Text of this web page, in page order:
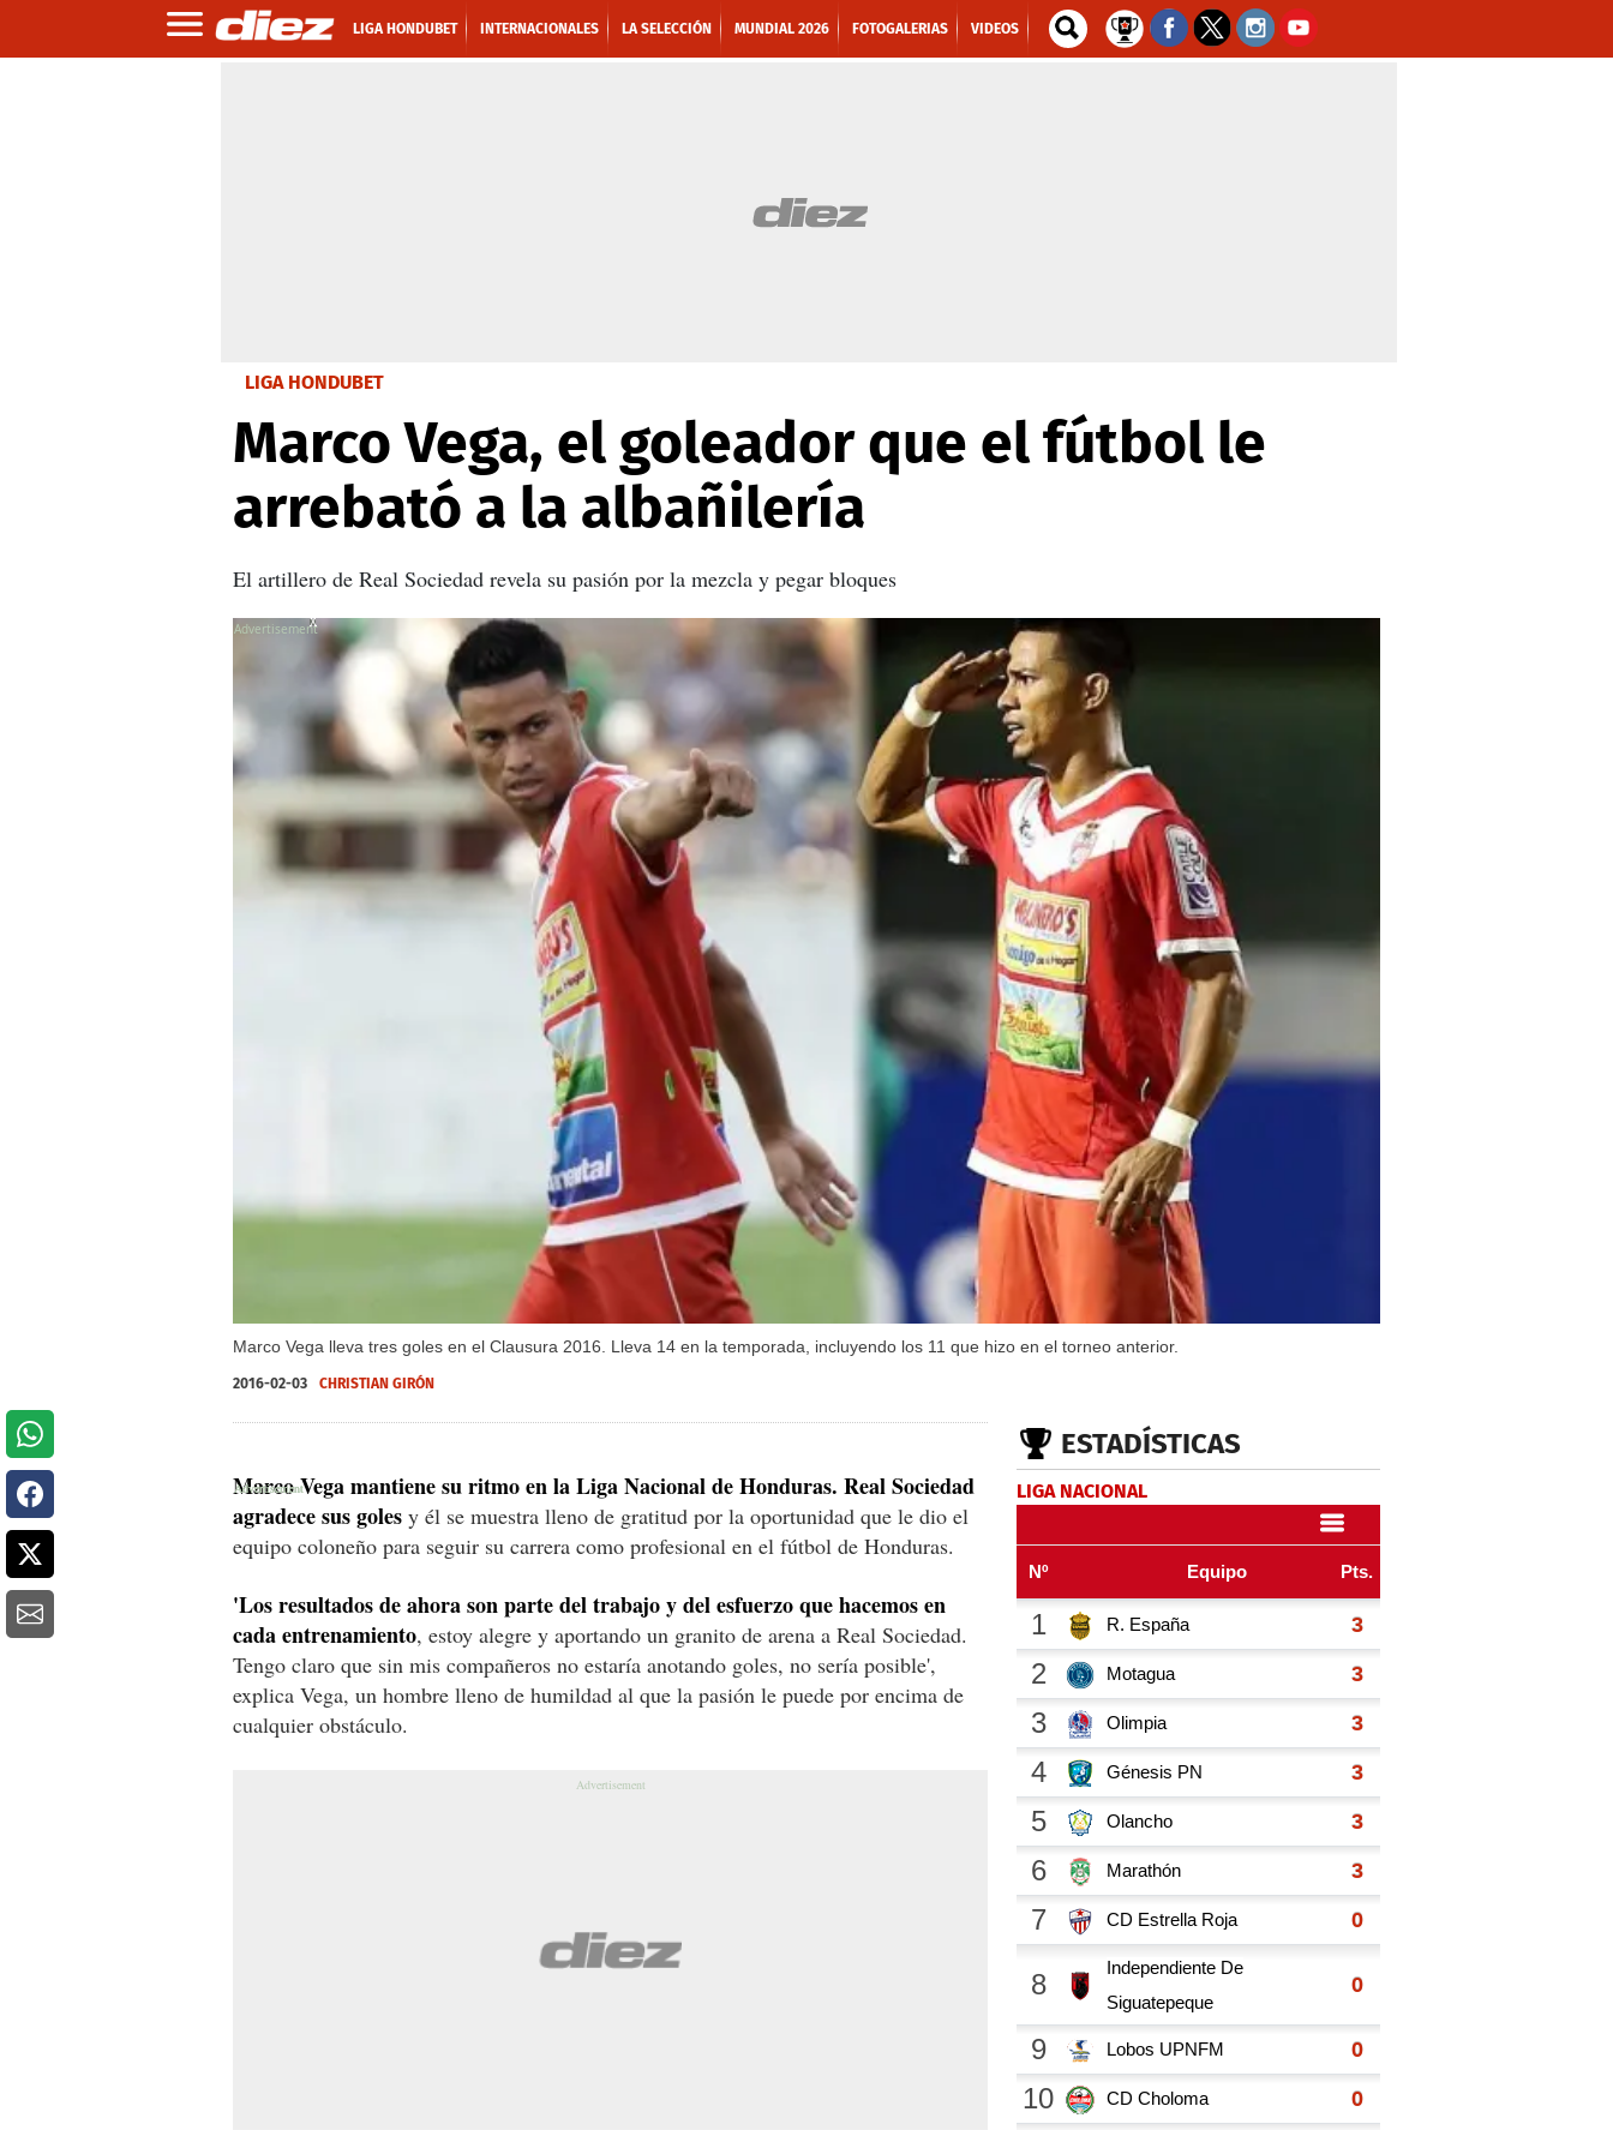
LIGA HONDUBET INTERNACIONALES LA SELECCIÓN MUNDIAL 2026 FOTOGALERIAS VIDEOS
LIGA HONDUBET
Marco Vega, el goleador que el fútbol le
arrebató a la albañilería
El artillero de Real Sociedad revela su pasión por la mezcla y pegar bloques
Marco Vega lleva tres goles en el Clausura 2016. Lleva 14 en la temporada, incluyendo los 11 que hizo en el torneo anterior.
X
X
X
X
2016-02-03 CHRISTIAN GIRÓN
Marco Vega mantiene su ritmo en la Liga Nacional de Honduras. Real Sociedad
agradece sus goles y él se muestra lleno de gratitud por la oportunidad que le dio el
equipo coloneño para seguir su carrera como profesional en el fútbol de Honduras.
'Los resultados de ahora son parte del trabajo y del esfuerzo que hacemos en
cada entrenamiento, estoy alegre y aportando un granito de arena a Real Sociedad.
Tengo claro que sin mis compañeros no estaría anotando goles, no sería posible',
explica Vega, un hombre lleno de humildad al que la pasión le puede por encima de
cualquier obstáculo.
ESTADÍSTICAS
LIGA NACIONAL